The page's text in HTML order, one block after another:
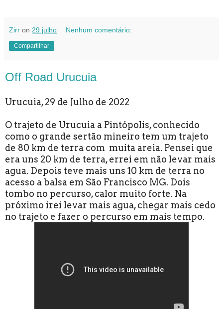
Zirr on 29 julho Nenhum comentário:
Compartilhar
Off Road Urucuia
Urucuia, 29 de Julho de 2022
O trajeto de Urucuia a Pintópolis, conhecido
como o grande sertão mineiro tem um trajeto
de 80 km de terra com muita areia. Pensei que
era uns 20 km de terra, errei em não levar mais
agua. Depois teve mais uns 10 km de terra no
acesso a balsa em São Francisco MG. Dois
tombo no percurso, calor muito forte. Na
próximo irei levar mais agua, chegar mais cedo
no trajeto e fazer o percurso em mais tempo.